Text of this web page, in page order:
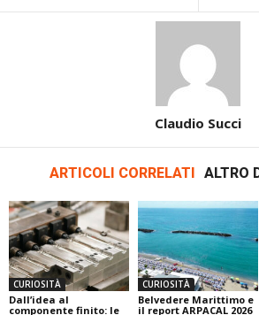
Claudio Succi
ARTICOLI CORRELATI ALTRO
CURIOSITÀ
Dall’idea al
componente finito: le
CURIOSITÀ
Belvedere Marittimo e
il report ARPACAL 2026